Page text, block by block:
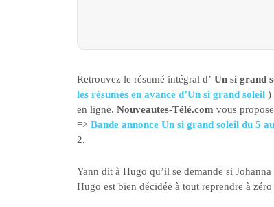
Retrouvez le résumé intégral d’ Un si grand
les résumés en avance d’Un si grand soleil )
en ligne. Nouveautes-Télé.com vous
=> Bande annonce Un si grand soleil du 5
2.
Yann dit à Hugo qu’il se demande si
Hugo est bien décidée à tout reprendre à